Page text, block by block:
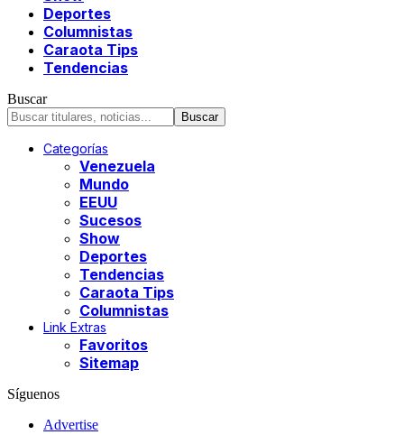
Deportes
Columnistas
Caraota Tips
Tendencias
Buscar
Categorías
Venezuela
Mundo
EEUU
Sucesos
Show
Deportes
Tendencias
Caraota Tips
Columnistas
Link Extras
Favoritos
Sitemap
Síguenos
Advertise